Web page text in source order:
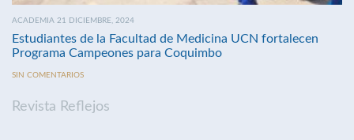
ACADEMIA 21 DICIEMBRE, 2024
Estudiantes de la Facultad de Medicina UCN fortalecen
Programa Campeones para Coquimbo
SIN COMENTARIOS
Revista Reflejos